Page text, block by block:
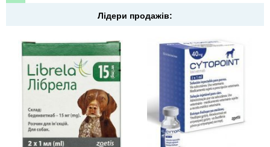
Лідери продажів: